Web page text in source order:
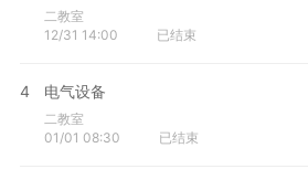
二教室
12/31 14:00
已结束
4 电气设备
二教室
01/01 08:30
已结束